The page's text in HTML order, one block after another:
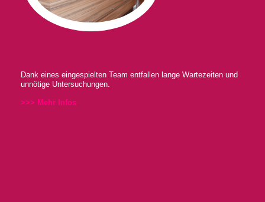
Dank eines eingespielten Team entfallen lange Wartezeiten und
unnötige Untersuchungen.
>>> Mehr Infos